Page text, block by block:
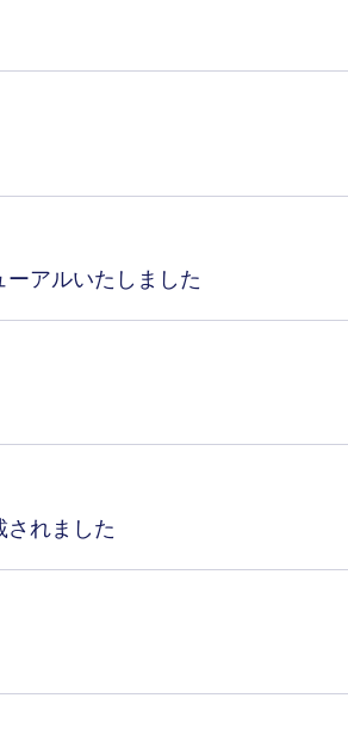
アルいたしました
されました